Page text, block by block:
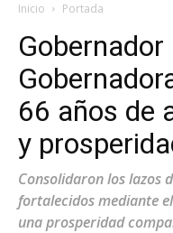
Inicio Portada
Gobernador
66 años de
y
Consolidaron los lazos
fortalecidos mediante
una prosperidad